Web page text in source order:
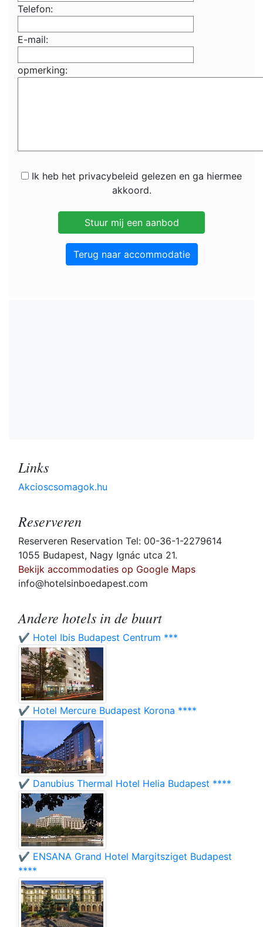
Telefon:
E-mail:
opmerking:
Ik heb het privacybeleid gelezen en ga hiermee
akkoord.
Terug naar accommodatie
Links
Akcioscsomagok.hu
Reserveren
Reserveren Reservation Tel: 00-36-1-2279614
1055 Budapest, Nagy Ignác utca 21.
Bekijk accommodaties op Google Maps
info@hotelsinboedapest.com
Andere hotels in de buurt
✔️ Hotel Ibis Budapest Centrum ***
✔️ Hotel Mercure Budapest Korona ****
✔️ Danubius Thermal Hotel Helia Budapest ****
✔️ ENSANA Grand Hotel Margitsziget Budapest
****